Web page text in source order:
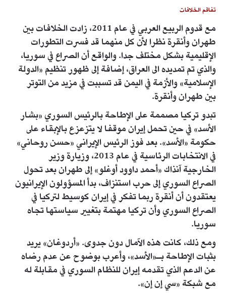
تفاقم الخلافات
مع قدوم الربيع العربي في عام 2011، زادت الخلافات بين
طهران وأنقرة نظرا لأن كل منهما قد فسرت التطورات
الإقليمية بشكل مختلف جدا. والواقع أن الصراع في سوريا،
والذي تم تمديده الى العراق، إضافة إلى ظهور تنظيم «الدولة
الإسلامية» والأزمة في اليمن قد تسببت في مزيد من التوتر
بين طهران وأنقرة.
تبدو تركيا مصممة على الإطاحة بالرئيس السوري «بشار
الأسد» في حين تحمل إيران موقفا لا يتزعزع بالإبقاء على
حكومة «الأسد». بعد فوز الرئيس الإيراني «حسن روحاني»
في الانتخابات الرئاسية في عام 2013، وزيارة وزير
الخارجية آنذاك «أحمد داوود أوغلو» إلى طهران بعد تحول
الصراع السوري إلى حرب استنزاف، بدأ المسؤولون الإيرانيون
يعتقدون أن أنقرة ربما تفكر في إيران كوسيط لتركيا في
الصراع السوري وأن تركيا مهتمة بتغيير سياستها تجاه
سوريا.
ومع ذلك، كانت هذه الآمال دون جدوى. «أردوغان» يريد
بثبات الإطاحة بـ«الأسد»، وأعرب بوضوح عن عدم رضاه
عن الدعم الذي تقدمه إيران للنظام السوري في مقابلة له
مع شبكة «سي إن إن».